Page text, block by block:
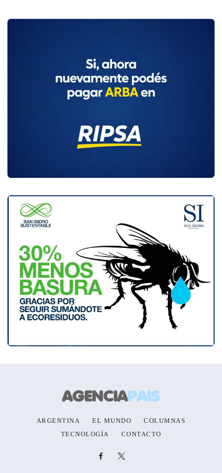
ARGENTINA EL MUNDO
COLUMNAS
TECNOLOGÍA
CONTACTO